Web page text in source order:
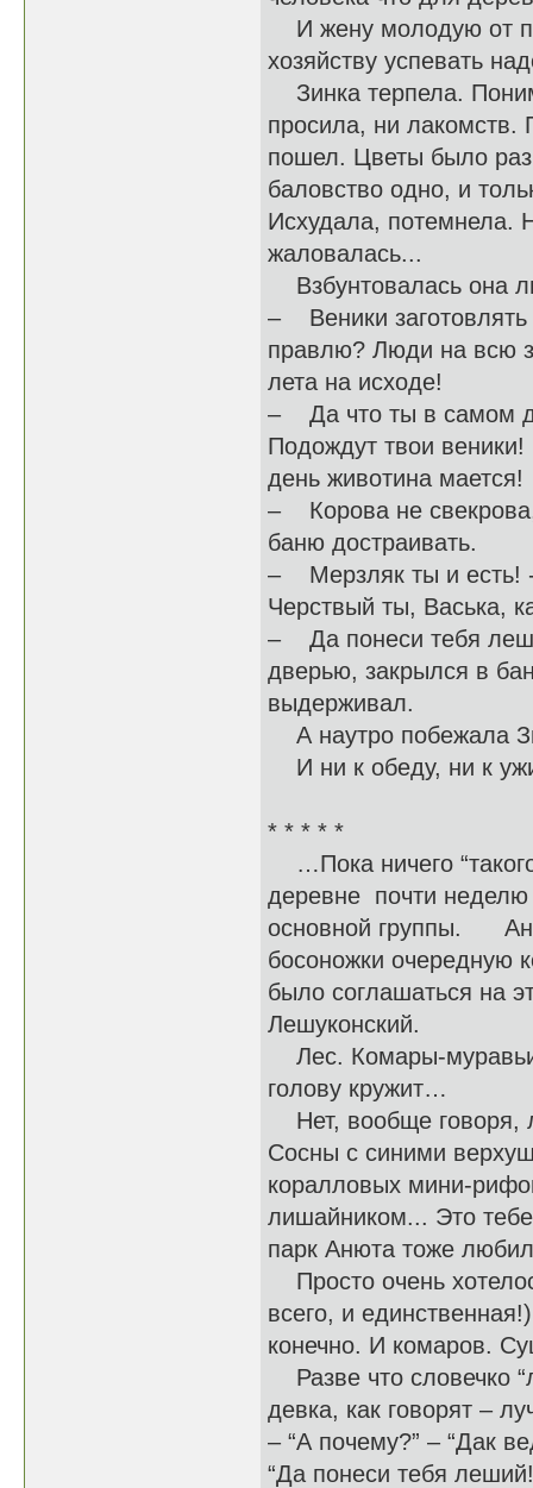
И жену молодую от
хозяйству успевать
Зинка терпела.
просила, ни лакомств.
пошел. Цветы было
баловство одно, и
Исхудала, потемнела.
жаловалась...
Взбунтовалась она
– Веники заготовлять
правлю? Люди на всю
лета на исходе!
– Да что ты в самом
Подождут твои
день животина мается!
– Корова не
баню достраивать.
– Мерзляк ты и есть! -
Черствый ты, Васька,
– Да понеси тебя
дверью, закрылся в
выдерживал.
А наутро побежала
И ни к обеду, ни к
* * * * *
…Пока ничего
деревне почти неделю
основной группы.
босоножки очередную
было соглашаться на
Лешуконский.
Лес. Комары-
голову кружит…
Нет, вообще говоря,
Сосны с синими
коралловых мини-
лишайником... Это
парк Анюта тоже
Просто очень
всего, и
конечно. И комаров.
Разве что словечко
девка, как говорят –
– “А почему?” – “Дак
“Да понеси тебя